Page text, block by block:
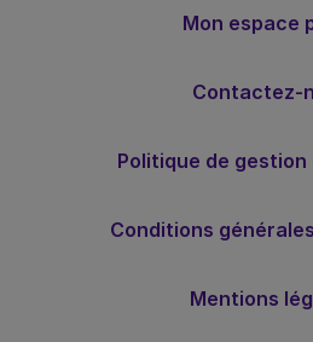
Mon espace
Contactez-
Politique de gestion
Conditions
Mentions